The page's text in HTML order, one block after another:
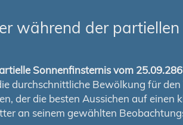
während der
Sonnenfinsternis vom
durchschnittliche Bewölkung für
der die besten Aussichen auf
an seinem gewählten